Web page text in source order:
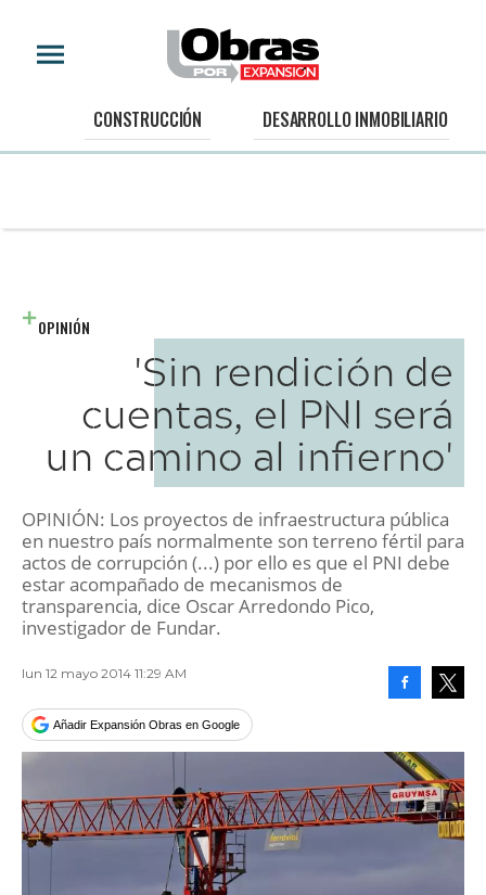
CONSTRUCCIÓN DESARROLLO INMOBILIARIO
OPINIÓN
'Sin rendición de
cuentas, el PNI será
un camino al infierno'
OPINIÓN: Los proyectos de infraestructura pública
en nuestro país normalmente son terreno fértil para
actos de corrupción (...) por ello es que el PNI debe
estar acompañado de mecanismos de
transparencia, dice Oscar Arredondo Pico,
investigador de Fundar.
lun 12 mayo 2014 11:29 AM
Añadir Expansión Obras en Google